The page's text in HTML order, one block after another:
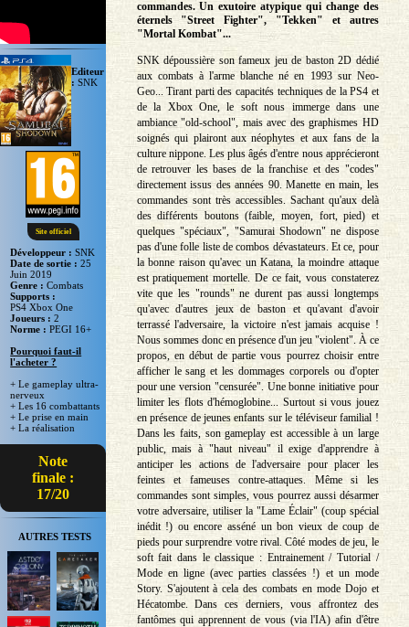
Site officiel
Editeur
:SNK
Développeur :SNK
Date de sortie :25
Juin 2019
Genre :Combats
Supports :
PS4 Xbox One
Joueurs :2
Norme :PEGI 16+
Pourquoi faut-il
l'acheter ?
+ Le gameplay ultra-
nerveux
+ Les 16 combattants
+ Le prise en main
+ La réalisation
Note
finale :
17/20
AUTRES TESTS
commandes. Un exutoire atypique qui change des
éternels "Street Fighter", "Tekken" et autres
"Mortal Kombat"...
SNK dépoussière son fameux jeu de baston 2D dédié
aux combats à l'arme blanche né en 1993 sur Neo-
Geo... Tirant parti des capacités techniques de la PS4 et
de la Xbox One, le soft nous immerge dans une
ambiance "old-school", mais avec des graphismes HD
soignés qui plairont aux néophytes et aux fans de la
culture nippone. Les plus âgés d'entre nous apprécieront
de retrouver les bases de la franchise et des "codes"
directement issus des années 90. Manette en main, les
commandes sont très accessibles. Sachant qu'aux delà
des différents boutons (faible, moyen, fort, pied) et
quelques "spéciaux", "Samurai Shodown" ne dispose
pas d'une folle liste de combos dévastateurs. Et ce, pour
la bonne raison qu'avec un Katana, la moindre attaque
est pratiquement mortelle. De ce fait, vous constaterez
vite que les "rounds" ne durent pas aussi longtemps
qu'avec d'autres jeux de baston et qu'avant d'avoir
terrassé l'adversaire, la victoire n'est jamais acquise !
Nous sommes donc en présence d'un jeu "violent". À ce
propos, en début de partie vous pourrez choisir entre
afficher le sang et les dommages corporels ou d'opter
pour une version "censurée". Une bonne initiative pour
limiter les flots d'hémoglobine... Surtout si vous jouez
en présence de jeunes enfants sur le téléviseur familial !
Dans les faits, son gameplay est accessible à un large
public, mais à "haut niveau" il exige d'apprendre à
anticiper les actions de l'adversaire pour placer les
feintes et fameuses contre-attaques. Même si les
commandes sont simples, vous pourrez aussi désarmer
votre adversaire, utiliser la "Lame Éclair" (coup spécial
inédit !) ou encore asséné un bon vieux de coup de
pieds pour surprendre votre rival. Côté modes de jeu, le
soft fait dans le classique : Entrainement / Tutorial /
Mode en ligne (avec parties classées !) et un mode
Story. S'ajoutent à cela des combats en mode Dojo et
Hécatombe. Dans ces derniers, vous affrontez des
fantômes qui apprennent de vous (via l'IA) afin d'être